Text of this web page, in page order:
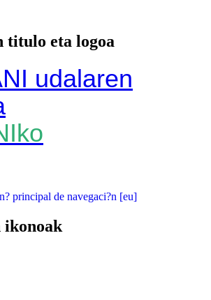
titulo eta logoa
principal de navegaci?n [eu]
ikonoak